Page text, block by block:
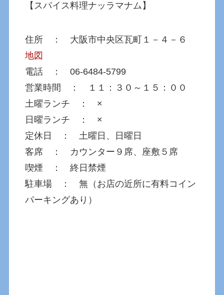
【スパイス料理ナッラマナム】
住所 ： 大阪市中央区瓦町１－４－６
地図
電話 ： 06-6484-5799
営業時間 ： １１：３０～１５：００
土曜ランチ ： ×
日曜ランチ ： ×
定休日 ： 土曜日、日曜日
客席 ： カウンター９席、座敷５席
喫煙 ： 終日禁煙
駐車場 ： 無（お店の近所に有料コイン
パーキングあり）